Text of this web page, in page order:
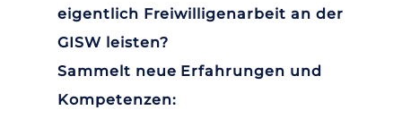
eigentlich Freiwilligenarbeit an der
GISW leisten?
Sammelt neue Erfahrungen und
Kompetenzen: